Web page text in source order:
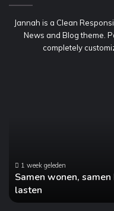
Jannah is a Clean
News and Blog theme.
completely
de
vaste
lasten
1 week geleden
Samen wonen,
lasten